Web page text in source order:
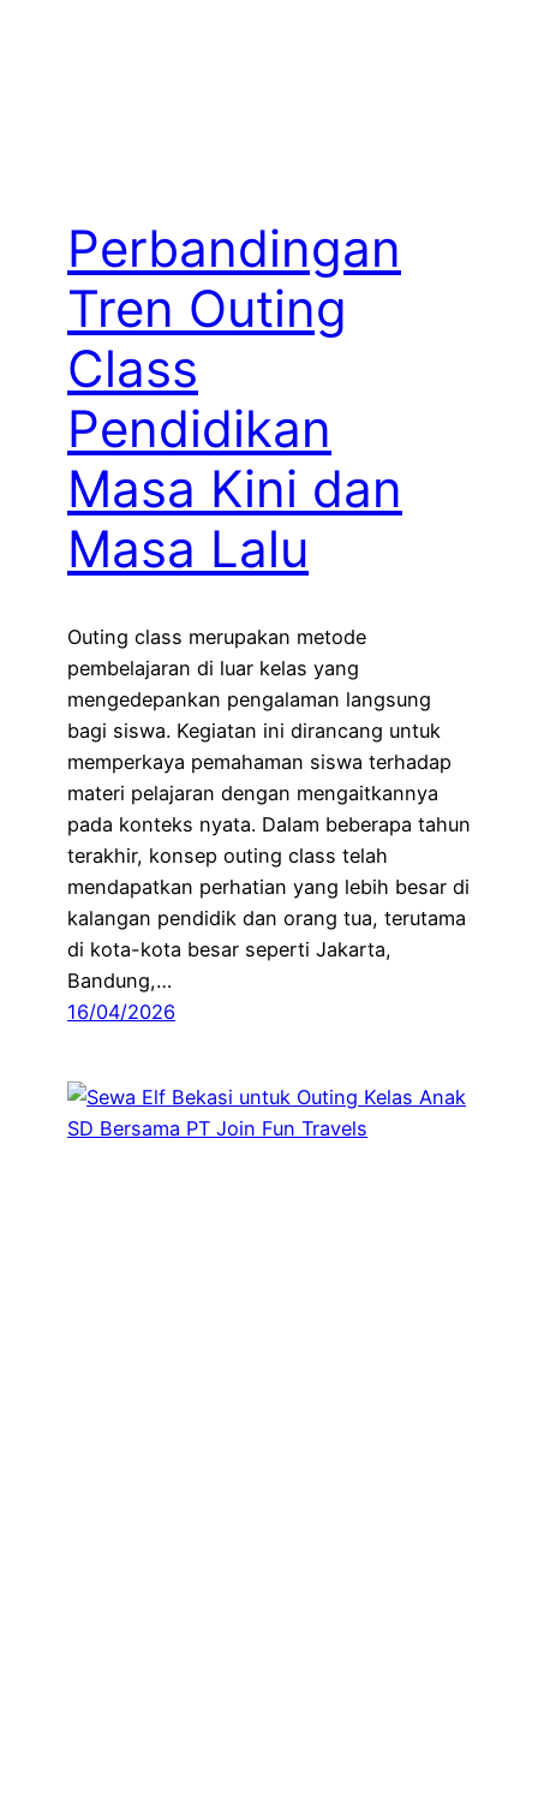
Perbandingan
Tren Outing
Class
Pendidikan
Masa Kini dan
Masa Lalu
Outing class merupakan metode
pembelajaran di luar kelas yang
mengedepankan pengalaman langsung
bagi siswa. Kegiatan ini dirancang untuk
memperkaya pemahaman siswa terhadap
materi pelajaran dengan mengaitkannya
pada konteks nyata. Dalam beberapa tahun
terakhir, konsep outing class telah
mendapatkan perhatian yang lebih besar di
kalangan pendidik dan orang tua, terutama
di kota-kota besar seperti Jakarta,
Bandung,…
16/04/2026